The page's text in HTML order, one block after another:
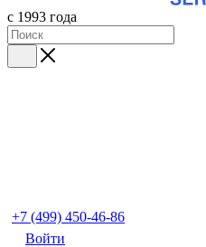
с 1993 года
+7 (499) 450-46-86
Войти